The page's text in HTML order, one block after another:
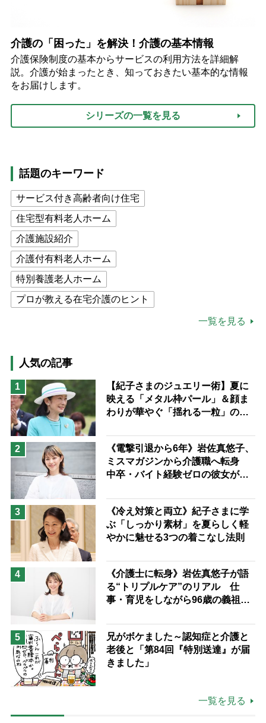
介護の「困った」を解決！介護の基本情報
介護保険制度の基本からサービスの利用方法を詳細解
説。介護が始まったとき、知っておきたい基本的な情報
をお届けします。
シリーズの一覧を見る
話題のキーワード
サービス付き高齢者向け住宅
住宅型有料老人ホーム
介護施設紹介
介護付有料老人ホーム
特別養護老人ホーム
プロが教える在宅介護のヒント
猫が母になつきません
息子の遠距離介護サバイバル術
兄がボケました
便利なサービス
予防法
一覧を見る
人気の記事
1
【紀子さまのジュエリー術】夏に
映える「メタル枠パール」＆顔ま
わりが華やぐ「揺れる一粒」の使
2
《電撃引退から6年》岩佐真悠子、
ミスマガジンから介護職へ転身
中卒・バイト経験ゼロの彼女が見
ながら自分らしくいられる」
3
《冷え対策と両立》紀子さまに学
ぶ「しっかり素材」を夏らしく軽
やかに魅せる3つの着こなし法則
4
《介護士に転身》岩佐真悠子が語
る“トリプルケア”のリアル 仕
事・育児をしながら96歳の義祖母
る「家での介護は“雑”でも気にし
ない」
5
兄がボケました～認知症と介護と
老後と「第84回『特別送達』が届
きました」
一覧を見る